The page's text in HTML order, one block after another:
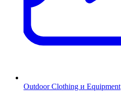
Outdoor Clothing и Equipment